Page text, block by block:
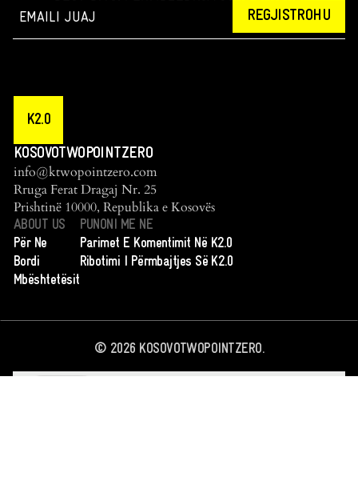
REGJISTROHU
K2.0
KOSOVOTWOPOINTZERO
info@ktwopointzero.com
Rruga Ferat Dragaj Nr. 25
Prishtinë 10000, Republika e Kosovës
ABOUT US
Për Ne
Bordi
Mbështetësit
PUNONI ME NE
Parimet E Komentimit Në K2.0
Ribotimi I Përmbajtjes Së K2.0
© 2026KOSOVOTWOPOINTZERO.